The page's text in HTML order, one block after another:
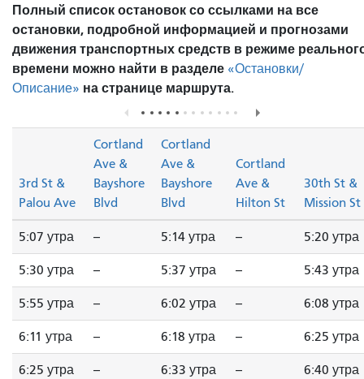
Полный список остановок со ссылками на все
остановки, подробной информацией и прогнозами
движения транспортных средств в режиме
времени можно найти в разделе «Остановки/
Описание» на странице маршрута.
3rd St &
Palou Ave
Cortland
Ave &
Bayshore
Blvd
Cortland
Ave &
Bayshore
Blvd
Cortland
Ave &
Hilton St
30th St &
Mission St
5:07 утра -- 5:14 утра -- 5:20 утра
5:30 утра -- 5:37 утра -- 5:43 утра
5:55 утра -- 6:02 утра -- 6:08 утра
6:11 утра -- 6:18 утра -- 6:25 утра
6:25 утра -- 6:33 утра -- 6:40 утра